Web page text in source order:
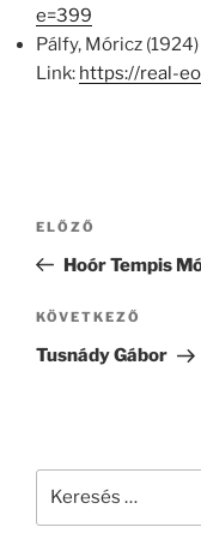
e=399
Pálfy, Móricz
Link: https://real-
Bejegyzés
Korábbi
bejegyzés
ELŐZŐ
Hoór Tempis
Következő
bejegyzés
KÖVETKEZŐ
Tusnády Gábor